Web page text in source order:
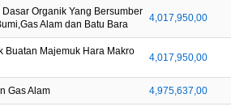
Dasar Organik Yang Bersumber
Alam dan Batu Bara
4,017,950,00
Buatan Majemuk Hara Makro
4,017,950,00
Gas Alam 4,975,637,00